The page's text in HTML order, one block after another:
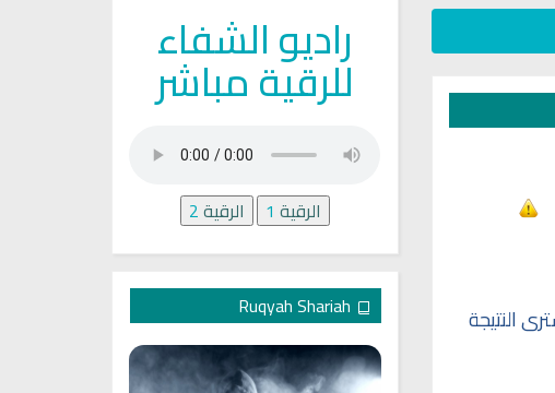
النتيجة
راديو الشفاء
للرقية مباشر
الرقية 1 الرقية2